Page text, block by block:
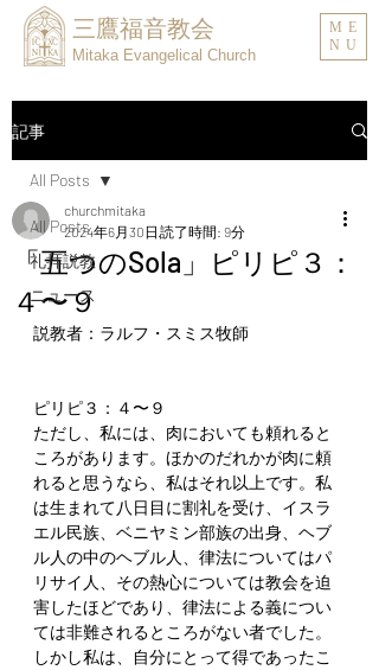
三鷹福音教会
Mitaka Evangelical Church
ME
NU
記事
All Posts
礼拝説教
ニュース
All Posts
「五つのSola」ピリピ３：
４〜９
churchmitaka
2024年6月30日 読了時間: 9分
説教者：ラルフ・スミス牧師
ピリピ３：４〜９
ただし、私には、肉においても頼れると
ころがあります。ほかのだれかが肉に頼
れると思うなら、私はそれ以上です。私
は生まれて八日目に割礼を受け、イスラ
エル民族、ベニヤミン部族の出身、ヘブ
ル人の中のヘブル人、律法についてはパ
リサイ人、その熱心については教会を迫
害したほどであり、律法による義につい
ては非難されるところがない者でした。
しかし私は、自分にとって得であったこ